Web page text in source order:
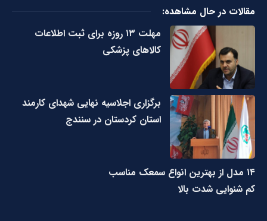
مقالات در حال مشاهده:
مهلت ۱۳ روزه برای ثبت اطلاعات
کالاهای پزشکی
برگزاری اجلاسیه نهایی شهدای کارمند
استان کردستان در سنندج
۱۴ مدل از بهترین انواع سمعک مناسب
کم شنوایی شدت بالا